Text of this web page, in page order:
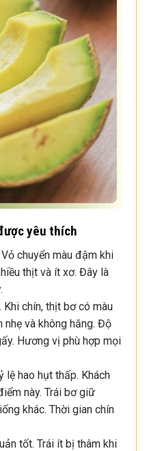
yêu thích
chuyển màu đậm khi
thịt và ít xơ. Đây là
chín, thịt bơ có màu
và không hăng. Độ
Hương vị phù hợp mọi
lệ hao hụt thấp. Khách
này. Trái bơ giữ
khác. Thời gian chín
tốt. Trái ít bị thâm khi